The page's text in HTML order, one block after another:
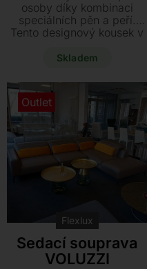
osoby díky kombinaci
speciálních pěn a peří.
Tento designový kousek v
Midtown 36 je nyní k
model s výraznou slevou a
k dodání ihned.
Skladem
Outlet
Flexlux
Sedací souprava
VOLUZZI